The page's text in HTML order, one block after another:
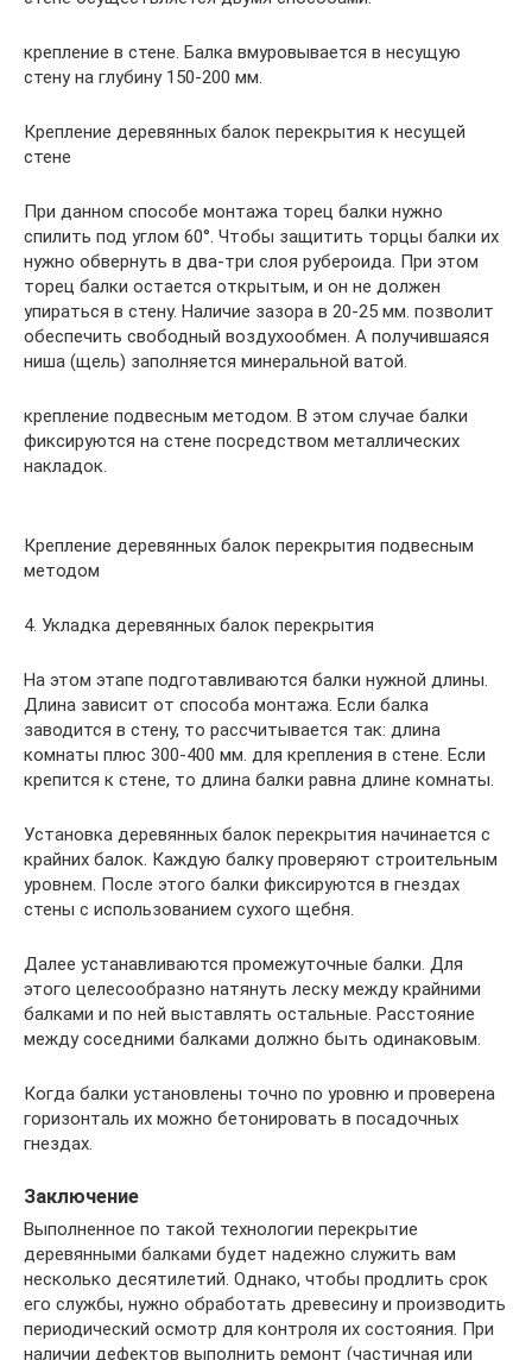
крепление в стене. Балка вмуровывается в несущую
стену на глубину 150-200 мм.
Крепление деревянных балок перекрытия к несущей
стене
При данном способе монтажа торец балки нужно
спилить под углом 60°. Чтобы защитить торцы балки их
нужно обвернуть в два-три слоя рубероида. При этом
торец балки остается открытым, и он не должен
упираться в стену. Наличие зазора в 20-25 мм. позволит
обеспечить свободный воздухообмен. А получившаяся
ниша (щель) заполняется минеральной ватой.
крепление подвесным методом. В этом случае балки
фиксируются на стене посредством металлических
накладок.
Крепление деревянных балок перекрытия подвесным
методом
4. Укладка деревянных балок перекрытия
На этом этапе подготавливаются балки нужной длины.
Длина зависит от способа монтажа. Если балка
заводится в стену, то рассчитывается так: длина
комнаты плюс 300-400 мм. для крепления в стене. Если
крепится к стене, то длина балки равна длине комнаты.
Установка деревянных балок перекрытия начинается с
крайних балок. Каждую балку проверяют строительным
уровнем. После этого балки фиксируются в гнездах
стены с использованием сухого щебня.
Далее устанавливаются промежуточные балки. Для
этого целесообразно натянуть леску между крайними
балками и по ней выставлять остальные. Расстояние
между соседними балками должно быть одинаковым.
Когда балки установлены точно по уровню и проверена
горизонталь их можно бетонировать в посадочных
гнездах.
Заключение
Выполненное по такой технологии перекрытие
деревянными балками будет надежно служить вам
несколько десятилетий. Однако, чтобы продлить срок
его службы, нужно обработать древесину и производить
периодический осмотр для контроля их состояния. При
наличии дефектов выполнить ремонт (частичная или